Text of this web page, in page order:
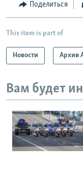
Поделиться
This item is part of
Новости Архив
Вам будет